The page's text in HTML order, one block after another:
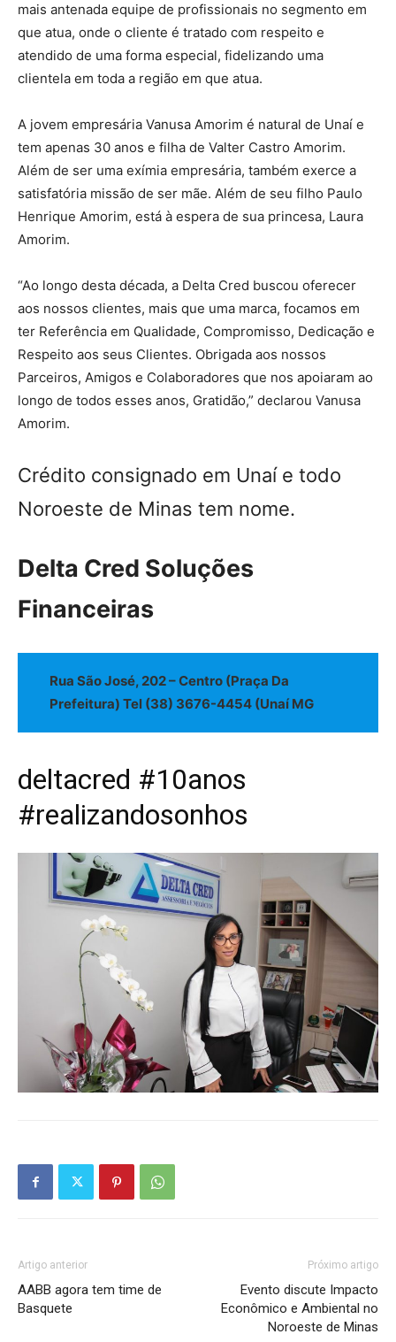
mais antenada equipe de profissionais no segmento em
que atua, onde o cliente é tratado com respeito e
atendido de uma forma especial, fidelizando uma
clientela em toda a região em que atua.
A jovem empresária Vanusa Amorim é natural de Unaí e
tem apenas 30 anos e filha de Valter Castro Amorim.
Além de ser uma exímia empresária, também exerce a
satisfatória missão de ser mãe. Além de seu filho Paulo
Henrique Amorim, está à espera de sua princesa, Laura
Amorim.
“Ao longo desta década, a Delta Cred buscou oferecer
aos nossos clientes, mais que uma marca, focamos em
ter Referência em Qualidade, Compromisso, Dedicação e
Respeito aos seus Clientes. Obrigada aos nossos
Parceiros, Amigos e Colaboradores que nos apoiaram ao
longo de todos esses anos, Gratidão,” declarou Vanusa
Amorim.
Crédito consignado em Unaí e todo
Noroeste de Minas tem nome.
Delta Cred Soluções
Financeiras
Rua São José, 202 – Centro (Praça Da
Prefeitura) Tel (38) 3676-4454 (Unaí MG
deltacred #10anos
#realizandosonhos
Artigo anterior
AABB agora tem time de
Basquete
Próximo artigo
Evento discute Impacto
Econômico e Ambiental no
Noroeste de Minas